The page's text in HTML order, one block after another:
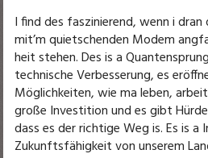
I find des faszinierend, wenn i dran
mit’m quietschenden Modem
heit stehen. Des is a
technische Verbesserung, es
Möglichkeiten, wie ma leben,
große Investition und es gibt
dass es der richtige Weg is. Es is a
Zukunftsfähigkeit von unserem